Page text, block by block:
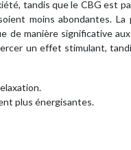
tandis que le CBG est
moins abondantes. La
de manière significative
un effet stimulant,
plus énergisantes.